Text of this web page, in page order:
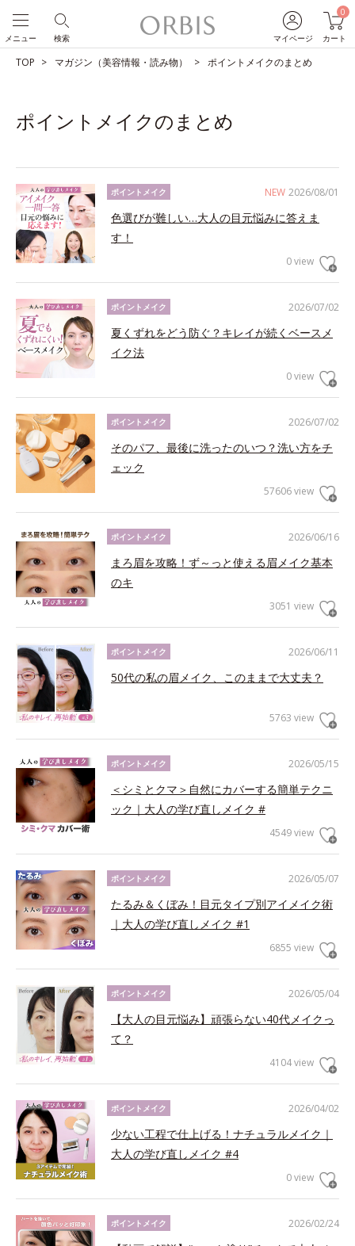
マイページ
0
カート
検索
メニュー
TOP マガジン（美容情報・読み物） ポイントメイクのまとめ
ポイントメイクのまとめ
NEW 2026/08/01
ポイントメイク
色選びが難しい…大人の目元悩みに答えま
す！
0 view
2026/07/02
ポイントメイク
夏くずれをどう防ぐ？キレイが続くベースメ
イク法
0 view
2026/07/02
ポイントメイク
そのパフ、最後に洗ったのいつ？洗い方をチ
ェック
57606 view
2026/06/16
ポイントメイク
まろ眉を攻略！ず～っと使える眉メイク基本
のキ
3051 view
2026/06/11
ポイントメイク
50代の私の眉メイク、このままで大丈夫？
5763 view
2026/05/15
ポイントメイク
＜シミとクマ＞自然にカバーする簡単テクニ
ック｜大人の学び直しメイク #
4549 view
2026/05/07
ポイントメイク
たるみ＆くぼみ！目元タイプ別アイメイク術
｜大人の学び直しメイク #1
6855 view
2026/05/04
ポイントメイク
【大人の目元悩み】頑張らない40代メイクっ
て？
4104 view
2026/04/02
ポイントメイク
少ない工程で仕上げる！ナチュラルメイク｜
大人の学び直しメイク #4
0 view
2026/02/24
ポイントメイク